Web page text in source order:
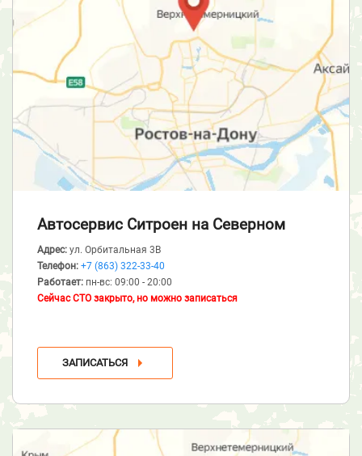
Автосервис Ситроен на Северном
Адрес: ул. Орбитальная 3В
Телефон: +7 (863) 322-33-40
Работает: пн-вс: 09:00 - 20:00
Сейчас СТО закрыто, но можно записаться
ЗАПИСАТЬСЯ